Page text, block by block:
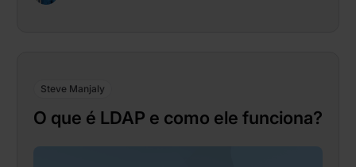
Steve Manjaly
O que é LDAP e como ele funciona?